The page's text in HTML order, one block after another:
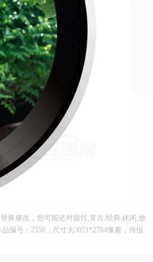
换修改，您可能还对旋转,复古,经典,休闲,放
编号：2550，尺寸为3051*2784像素，海报